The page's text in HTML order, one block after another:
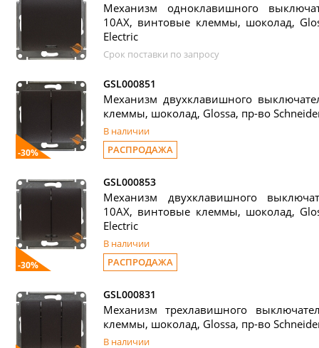
Механизм одноклавишного
10АХ, винтовые клеммы, шоколад,
Electric
Срок поставки по запросу
-30%
GSL000851
Механизм двухклавишного
клеммы, шоколад, Glossa, пр-во
В наличии
РАСПРОДАЖА
-30%
GSL000853
Механизм двухклавишного
10АХ, винтовые клеммы, шоколад,
Electric
В наличии
РАСПРОДАЖА
GSL000831
Механизм трехлавишного
клеммы, шоколад, Glossa, пр-во
В наличии